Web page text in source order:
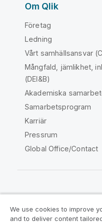
Om Qlik
Företag
Ledning
Vårt samhällsansvar
Mångfald, jämlikhet,
(DEI&B)
Akademiska
Samarbetsprogram
Karriär
Pressrum
Global Office/Contact
We use cookies to improve
and to deliver content